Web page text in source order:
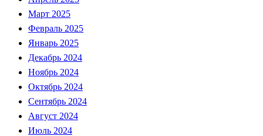
Март 2025
Февраль 2025
Январь 2025
Декабрь 2024
Ноябрь 2024
Октябрь 2024
Сентябрь 2024
Август 2024
Июль 2024